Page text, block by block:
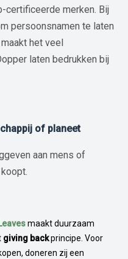
certificeerde merken. Bij
persoonsnamen te laten
het veel
laten bedrukken bij
of planeet
aan mens of
maakt duurzaam
giving backprincipe. Voor
doneren zij een